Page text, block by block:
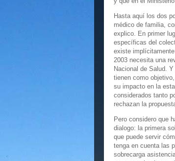
Hasta aquí los dos
médico de familia,
explico. En primer
específicas del
existe
2003 necesita una
Nacional de Salud.
tienen como
su impacto en la
considerados tanto
rechazan la
Pero considero que
dialogo: la primera
que puede servir
tenga en cuenta las
sobrecarga